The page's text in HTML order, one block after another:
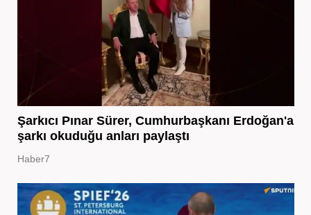
Şarkıcı Pınar Sürer, Cumhurbaşkanı Erdoğan'a
şarkı okuduğu anları paylaştı
Haber7